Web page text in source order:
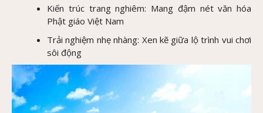
Kiến trúc trang nghiêm: Mang đậm nét văn hóa
Phật giáo Việt Nam
Trải nghiệm nhẹ nhàng: Xen kẽ giữa lộ trình vui chơi
sôi động